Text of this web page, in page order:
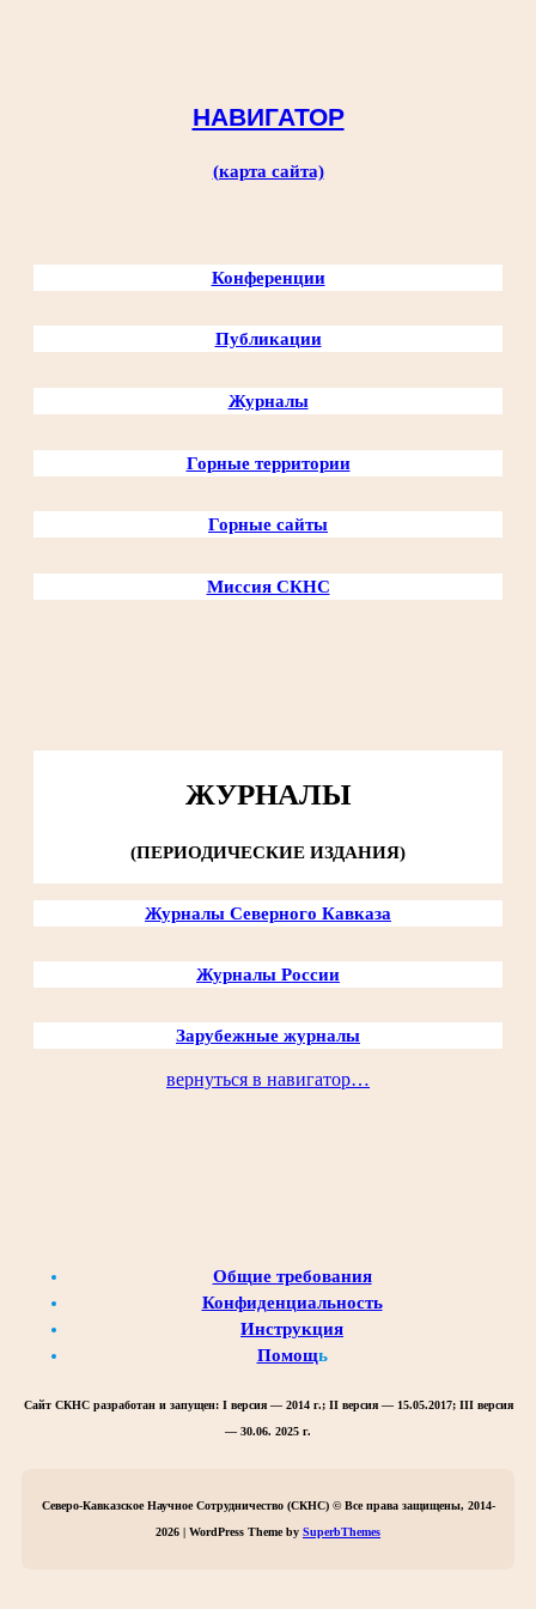
НАВИГАТОР
(карта сайта)
Конференции
Публикации
Журналы
Горные территории
Горные сайты
Миссия СКНС
ЖУРНАЛЫ
(ПЕРИОДИЧЕСКИЕ ИЗДАНИЯ)
Журналы Северного Кавказа
Журналы России
Зарубежные журналы
вернуться в навигатор…
Общие требования
Конфиденциальность
Инструкция
Помощь
Сайт СКНС разработан и запущен: I версия — 2014 г.; II версия — 15.05.2017; III версия
— 30.06. 2025 г.
Северо-Кавказское Научное Сотрудничество (СКНС) © Все права защищены, 2014-
2026 | WordPress Theme by SuperbThemes